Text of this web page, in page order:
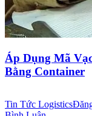
Áp Dụng Mã
Bằng Container
Tin Tức Logistics